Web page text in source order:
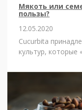
Мякоть или
пользы?
12.05.2020
Cucurbita
культур, которые